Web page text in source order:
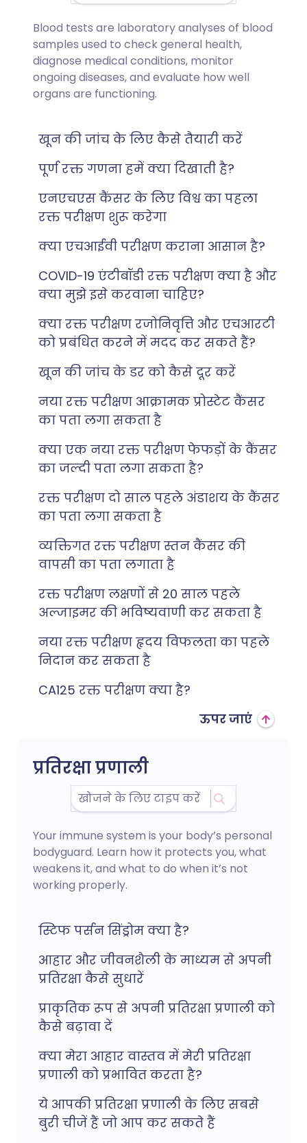
Blood tests are laboratory analyses of blood
samples used to check general health,
diagnose medical conditions, monitor
ongoing diseases, and evaluate how well
organs are functioning.
खून की जांच के लिए कैसे तैयारी करें
पूर्ण रक्त गणना हमें क्या दिखाती है?
एनएचएस कैंसर के लिए विश्व का पहला
रक्त परीक्षण शुरू करेगा
क्या एचआईवी परीक्षण कराना आसान है?
COVID-19 एंटीबॉडी रक्त परीक्षण क्या है और
क्या मुझे इसे करवाना चाहिए?
क्या रक्त परीक्षण रजोनिवृत्ति और एचआरटी
को प्रबंधित करने में मदद कर सकते हैं?
खून की जांच के डर को कैसे दूर करें
नया रक्त परीक्षण आक्रामक प्रोस्टेट कैंसर
का पता लगा सकता है
क्या एक नया रक्त परीक्षण फेफड़ों के कैंसर
का जल्दी पता लगा सकता है?
रक्त परीक्षण दो साल पहले अंडाशय के कैंसर
का पता लगा सकता है
व्यक्तिगत रक्त परीक्षण स्तन कैंसर की
वापसी का पता लगाता है
रक्त परीक्षण लक्षणों से 20 साल पहले
अल्जाइमर की भविष्यवाणी कर सकता है
नया रक्त परीक्षण हृदय विफलता का पहले
निदान कर सकता है
CA125 रक्त परीक्षण क्या है?
ऊपर जाएं
प्रतिरक्षा प्रणाली
Your immune system is your body’s personal
bodyguard. Learn how it protects you, what
weakens it, and what to do when it’s not
working properly.
स्टिफ पर्सन सिंड्रोम क्या है?
आहार और जीवनशैली के माध्यम से अपनी
प्रतिरक्षा कैसे सुधारें
प्राकृतिक रूप से अपनी प्रतिरक्षा प्रणाली को
कैसे बढ़ावा दें
क्या मेरा आहार वास्तव में मेरी प्रतिरक्षा
प्रणाली को प्रभावित करता है?
ये आपकी प्रतिरक्षा प्रणाली के लिए सबसे
बुरी चीजें हैं जो आप कर सकते हैं